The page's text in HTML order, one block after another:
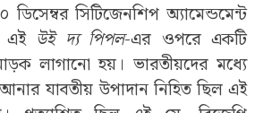
সিটিজেনশিপ অ্যামেন্ডমেন্ট
এই উই দ্য পিপল-এর ওপরে একটি
লাগানো হয়। ভারতীয়দের মধ্যে
যাবতীয় উপাদান নিহিত ছিল এই